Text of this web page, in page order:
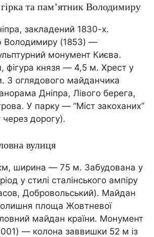
та пам’ятник Володимиру
закладений 1830-х.
Володимиру (1853) —
монумент Києва.
князя — 4,5 м. Хрест у
З оглядового майданчика
Дніпра, Лівого берега,
У парку — “Міст закоханих”
через дорогу).
вулиця
ширина — 75 м. Забудована у
у стилі сталінського ампіру
Добровольський). Майдан
площа Жовтневої
майдан країни. Монумент
— колона заввишки 52 м із